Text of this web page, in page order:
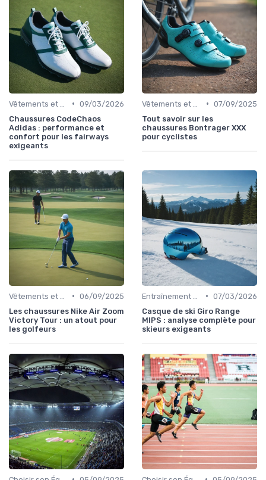
• 09/03/2026
Chaussures CodeChaos
Adidas : performance et
confort pour les fairways
exigeants
• 07/09/2025
Tout savoir sur les
chaussures Bontrager XXX
pour cyclistes
• 06/09/2025
Les chaussures Nike Air Zoom
Victory Tour : un atout pour
les golfeurs
• 07/03/2026
Casque de ski Giro Range
MIPS : analyse complète pour
skieurs exigeants